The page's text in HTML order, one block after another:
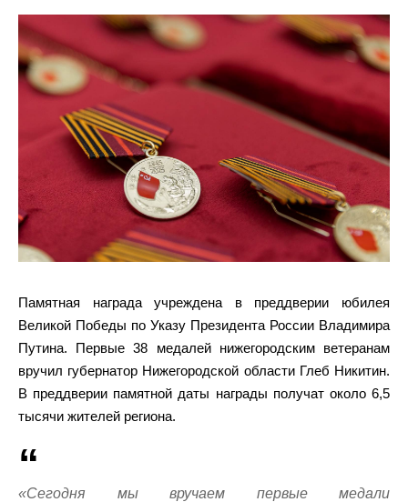
Памятная награда учреждена в преддверии юбилея
Великой Победы по Указу Президента России Владимира
Путина. Первые 38 медалей нижегородским ветеранам
вручил губернатор Нижегородской области Глеб Никитин.
В преддверии памятной даты награды получат около 6,5
тысячи жителей региона.
«Сегодня мы вручаем первые медали